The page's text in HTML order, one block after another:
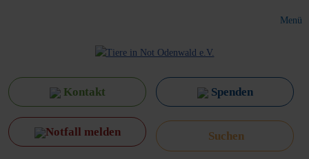
Menü
Kontakt Spenden
Notfall melden